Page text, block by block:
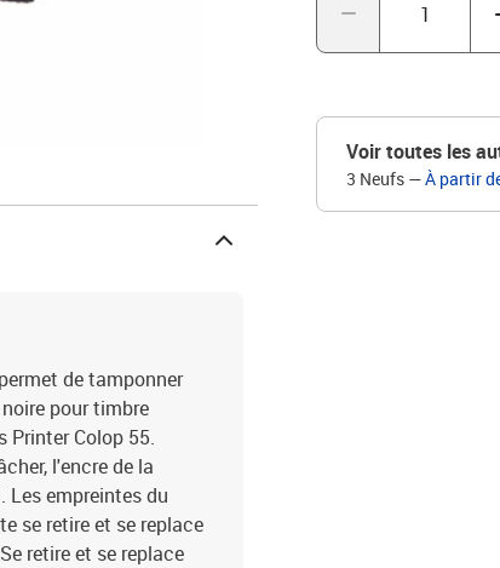
Voir toutes les
3 Neufs —À partir
de tamponner
pour timbre
Printer Colop 55.
l'encre de la
empreintes du
se retire et se replace
retire et se replace